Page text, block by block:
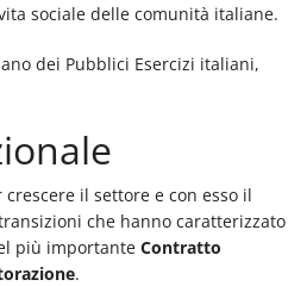
sociale delle comunità italiane.
dei Pubblici Esercizi italiani,
il settore e con esso il
che hanno caratterizzato
più importante Contratto
.